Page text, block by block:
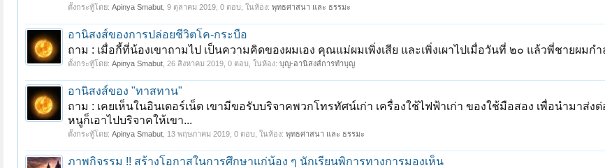
ตั้งกระทู้โดย: Apinya Smabut 9 ตุลาคม 2019 , 0 ตอบ, ในห้อง: พุทธศาสนา และ ธรรมะ
อานิสงส์ของการปล่อยชีวิตโค-กระบือ
ถาม : เมื่อกี้ที่น้องเขาถามไป เป็นความคิดของผมเอง คุณแม่ผมเพิ่งเสีย และเพิ่งเผาไปเมื่อวันที่ ๒๐ แล้วพี่ชายผมก
ตั้งกระทู้โดย: Apinya Smabut 26 สิงหาคม 2019 , 0 ตอบ, ในห้อง: บุญ-อานิสงส์การทำบุญ
อานิสงส์ของ "ทาสทาน"
ถาม : เคยเห็นในอินเตอร์เน็ต เขามีขอรับบริจาคพวกโทรทัศน์เก่า เครื่องใช้ไฟฟ้าเก่า ของใช้มือสอง เพื่อนำมาส่งต่
หนูก็เอาไปบริจาคให้เขา...
ตั้งกระทู้โดย: Apinya Smabut 13 พฤษภาคม 2019 , 0 ตอบ, ในห้อง: พุทธศาสนา และ ธรรมะ
ภาพกิจรรม !! สร้างโอกาสในการศึกษาแก่น้อง ๆ นักเรียนพิการทางการมองเห็น